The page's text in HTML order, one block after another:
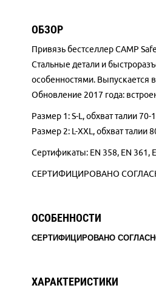
ОБЗОР
Привязь бестселлер CAMP
Стальные детали и
особенностями. Выпускается
Обновление 2017 года:
Размер 1: S-L, обхват талии
Размер 2: L-XXL, обхват талии
Сертификаты: EN 358, EN 361,
СЕРТИФИЦИРОВАНО
ОСОБЕННОСТИ
СЕРТИФИЦИРОВАНО
ХАРАКТЕРИСТИКИ